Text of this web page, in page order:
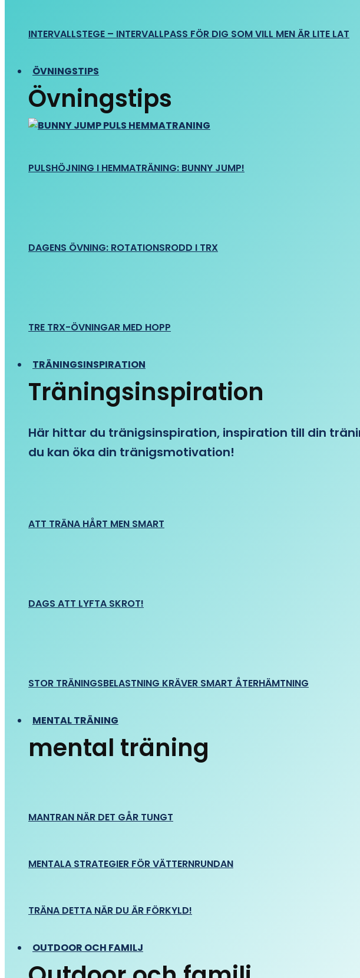
INTERVALLSTEGE – INTERVALLPASS FÖR DIG SOM VILL MEN ÄR LITE LAT
ÖVNINGSTIPS
Övningstips
PULSHÖJNING I HEMMATRÄNING: BUNNY JUMP!
DAGENS ÖVNING: ROTATIONSRODD I TRX
TRE TRX-ÖVNINGAR MED HOPP
TRÄNINGSINSPIRATION
Träningsinspiration
Här hittar du tränigsinspiration, inspiration till din
du kan öka din tränigsmotivation!
ATT TRÄNA HÅRT MEN SMART
DAGS ATT LYFTA SKROT!
STOR TRÄNINGSBELASTNING KRÄVER SMART ÅTERHÄMTNING
MENTAL TRÄNING
mental träning
MANTRAN NÄR DET GÅR TUNGT
MENTALA STRATEGIER FÖR VÄTTERNRUNDAN
TRÄNA DETTA NÄR DU ÄR FÖRKYLD!
OUTDOOR OCH FAMILJ